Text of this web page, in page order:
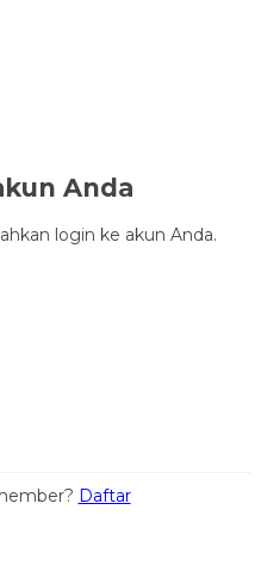
Anda
login ke akun Anda.
Daftar